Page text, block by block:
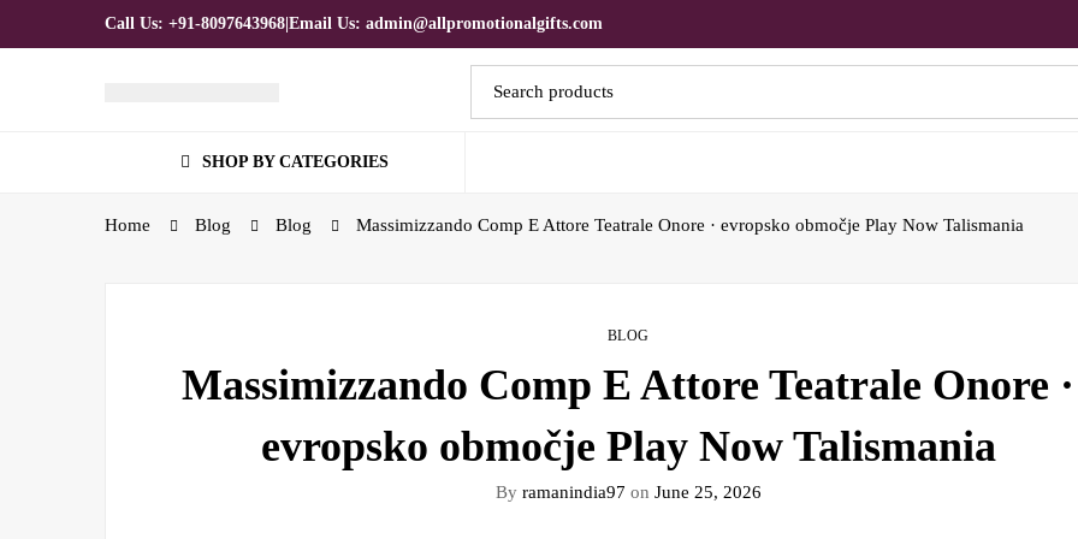
Call Us: +91-8097643968 Email Us: admin@allpromotionalgifts.com
SHOP BY CATEGORIES
Home Blog Blog Massimizzando Comp E Attore Teatrale Onore · evropsko območje Play Now Talismania
BLOG
Massimizzando Comp E Attore Teatrale Onore ·
evropsko območje Play Now Talismania
Byramanindia97 on June 25, 2026